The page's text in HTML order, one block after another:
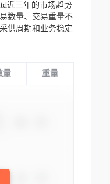
近三年的市场趋势
数量、交易重量不
供周期和业务稳定
量 重量